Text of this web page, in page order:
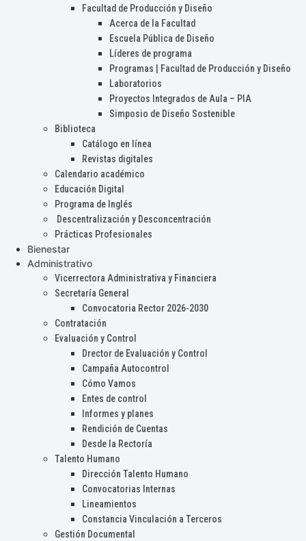
Facultad de Producción y Diseño
Acerca de la Facultad
Escuela Pública de Diseño
Líderes de programa
Programas | Facultad de Producción y Diseño
Laboratorios
Proyectos Integrados de Aula – PIA
Simposio de Diseño Sostenible
Biblioteca
Catálogo en línea
Revistas digitales
Calendario académico
Educación Digital
Programa de Inglés
Descentralización y Desconcentración
Prácticas Profesionales
Bienestar
Administrativo
Vicerrectora Administrativa y Financiera
Secretaría General
Convocatoria Rector 2026-2030
Contratación
Evaluación y Control
Drector de Evaluación y Control
Campaña Autocontrol
Cómo Vamos
Entes de control
Informes y planes
Rendición de Cuentas
Desde la Rectoría
Talento Humano
Dirección Talento Humano
Convocatorias Internas
Lineamientos
Constancia Vinculación a Terceros
Gestión Documental